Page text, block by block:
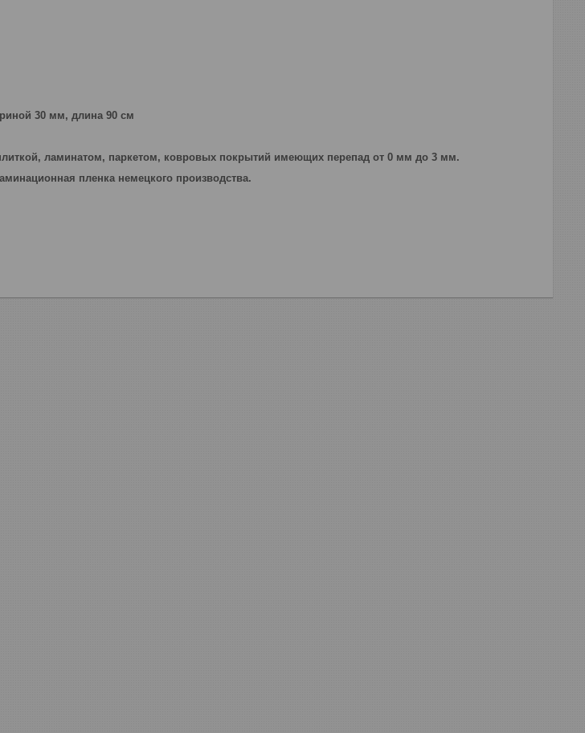
30 мм, длина 90 см
ламинатом, паркетом, ковровых покрытий имеющих перепад от 0 мм до 3 мм.
пленка немецкого производства.